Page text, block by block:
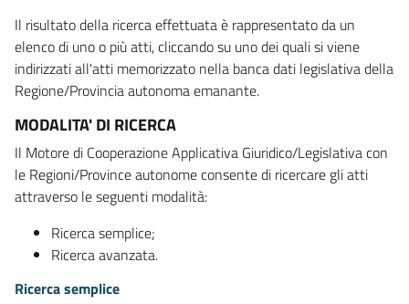
Il risultato della ricerca effettuata è rappresentato da un
elenco di uno o più atti, cliccando su uno dei quali si viene
indirizzati all'atti memorizzato nella banca dati legislativa della
Regione/Provincia autonoma emanante.
MODALITA' DI RICERCA
Il Motore di Cooperazione Applicativa Giuridico/Legislativa con
le Regioni/Province autonome consente di ricercare gli atti
attraverso le seguenti modalità:
Ricerca semplice;
Ricerca avanzata.
Ricerca semplice